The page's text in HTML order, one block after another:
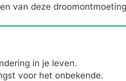
van deze
in je leven.
voor het onbekende.